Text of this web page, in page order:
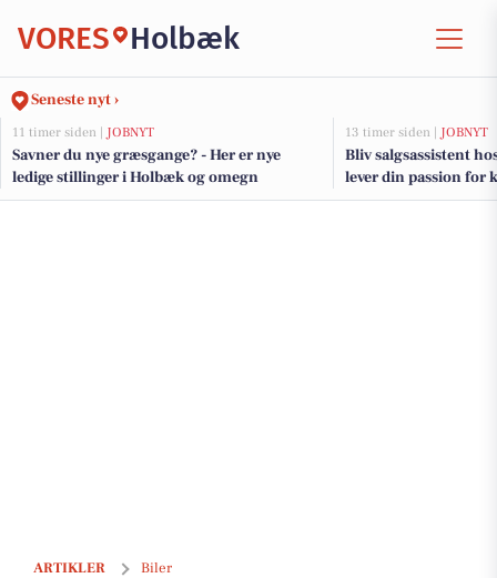
VORES Holbæk
Seneste nyt ›
11 timer siden | JOBNYT
Savner du nye græsgange? - Her er nye
ledige stillinger i Holbæk og omegn
13 timer siden | JOBNYT
Bliv salgsassistent
lever din passion for
ARTIKLER Biler
Biler netop sat til salg i Holbæk